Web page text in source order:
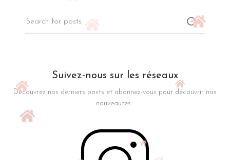
Suivez-nous sur les réseaux
Découvrez nos derniers posts et abonnez-vous pour découvrir nos
nouveautés...